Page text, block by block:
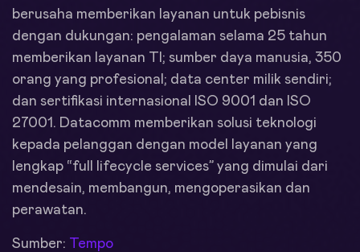
berusaha memberikan layanan untuk pebisnis
dengan dukungan: pengalaman selama 25 tahun
memberikan layanan TI; sumber daya manusia, 350
orang yang profesional; data center milik sendiri;
dan sertifikasi internasional ISO 9001 dan ISO
27001. Datacomm memberikan solusi teknologi
kepada pelanggan dengan model layanan yang
lengkap “full lifecycle services” yang dimulai dari
mendesain, membangun, mengoperasikan dan
perawatan.
Sumber: Tempo